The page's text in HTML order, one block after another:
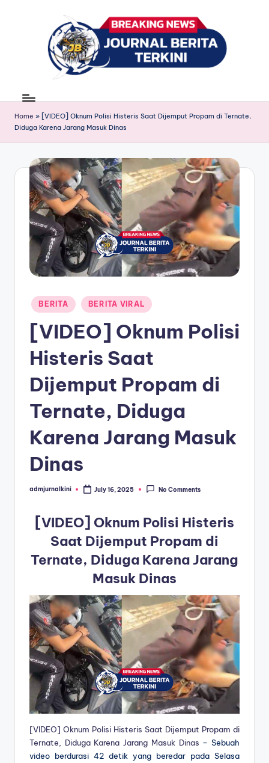
r
n
a
B
ri
news
Home » [VIDEO] Oknum Polisi Histeris Saat Dijemput Propam di Ternate,
Diduga Karena Jarang Masuk Dinas
Posted
in
BERITA BERITA VIRAL
[VIDEO] Oknum Polisi
Histeris Saat
Dijemput Propam di
Ternate, Diduga
Karena Jarang Masuk
Dinas
Posted
admjurnalkini July 16, 2025 No Comments
[VIDEO] Oknum Polisi Histeris
Saat Dijemput Propam di
Ternate, Diduga Karena Jarang
Masuk Dinas
[VIDEO] Oknum Polisi Histeris Saat Dijemput Propam di
Ternate, Diduga Karena Jarang Masuk Dinas – Sebuah
video berdurasi 42 detik yang beredar pada Selasa